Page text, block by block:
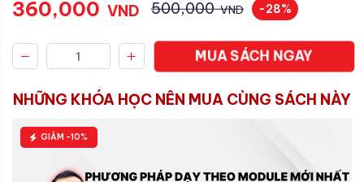
360,000 VND 500,000VND -28%
MUA SÁCH NGAY
NHỮNG KHÓA HỌC NÊN MUA CÙNG SÁCH NÀY
GIẢM -10%